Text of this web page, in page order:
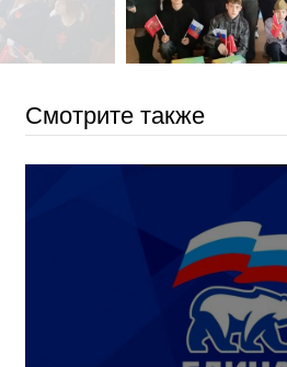
Смотрите также